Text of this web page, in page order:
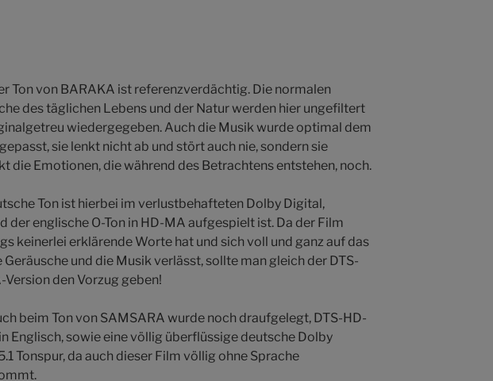
Ton von BARAKA ist referenzverdächtig. Die normalen
des täglichen Lebens und der Natur werden hier ungefiltert
wiedergegeben. Auch die Musik wurde optimal dem
sie lenkt nicht ab und stört auch nie, sondern sie
die Emotionen, die während des Betrachtens entstehen, noch.
Ton ist hierbei im verlustbehafteten Dolby Digital,
der englische O-Ton in HD-MA aufgespielt ist. Da der Film
keinerlei erklärende Worte hat und sich voll und ganz auf das
Geräusche und die Musik verlässt, sollte man gleich der DTS-
Version den Vorzug geben!
beim Ton von SAMSARA wurde noch draufgelegt, DTS-HD-
Englisch, sowie eine völlig überflüssige deutsche Dolby
Tonspur, da auch dieser Film völlig ohne Sprache